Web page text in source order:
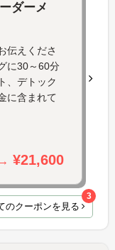
ダーメ
伝えくださ
に30～60分
、デトック
に含まれて
¥21,600
のクーポンを見る
3